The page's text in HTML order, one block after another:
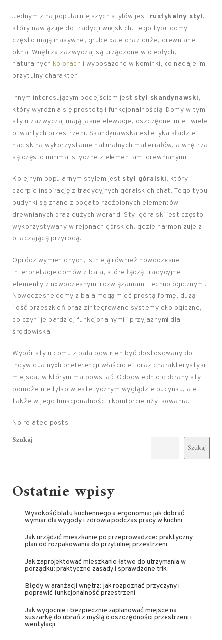
Jednym z najpopularniejszych stylów jest rustykalny styl,
który nawiązuje do tradycji wiejskich. Tego typu domy
często mają masywne, grube bale oraz duże, drewniane
okna. Wnętrza zazwyczaj są urządzone w ciepłych,
naturalnych kolorach i wyposażone w kominki, co nadaje im
przytulny charakter.
Innym interesującym podejściem jest styl skandynawski,
który wyróżnia się prostotą i funkcjonalnością. Domy w tym
stylu zazwyczaj mają jasne elewacje, oszczędne linie i wiele
otwartych przestrzeni. Skandynawska estetyka kładzie
nacisk na wykorzystanie naturalnych materiałów, a wnętrza
są często minimalistyczne z elementami drewnianymi.
Kolejnym popularnym stylem jest styl góralski, który
czerpie inspirację z tradycyjnych góralskich chat. Tego typu
budynki są znane z bogato rzeźbionych elementów
drewnianych oraz dużych werand. Styl góralski jest często
wykorzystywany w rejonach górskich, gdzie harmonizuje z
otaczającą przyrodą.
Oprócz wymienionych, istnieją również nowoczesne
interpretacje domów z bala, które łączą tradycyjne
elementy z nowoczesnymi rozwiązaniami technologicznymi.
Nowoczesne domy z bala mogą mieć prostą formę, dużą
ilość przeszkleń oraz zintegrowane systemy ekologiczne,
co czyni je bardziej funkcjonalnymi i przyjaznymi dla
środowiska.
Wybór stylu domu z bala powinien być dostosowany do
indywidualnych preferencji właścicieli oraz charakterystyki
miejsca, w którym ma powstać. Odpowiednio dobrany styl
pomoże nie tylko w estetycznym wyglądzie budynku, ale
także w jego funkcjonalności i komforcie użytkowania.
No related posts.
Szukaj
Szukaj
Ostatnie wpisy
Wysokość blatu kuchennego a ergonomia: jak dobrać
wymiar dla wygody i zdrowia podczas pracy w kuchni
Jak urządzić mieszkanie po przeprowadzce: praktyczny
plan od rozpakowania do przytulnej przestrzeni
Jak zaprojektować mieszkanie łatwe do utrzymania w
porządku: praktyczne zasady i sprawdzone triki
Błędy w aranżacji wnętrz: jak rozpoznać przyczyny i
poprawić funkcjonalność przestrzeni
Jak wygodnie i bezpiecznie zaplanować miejsce na
suszarkę do ubrań z myślą o oszczędności przestrzeni i
wentylacji